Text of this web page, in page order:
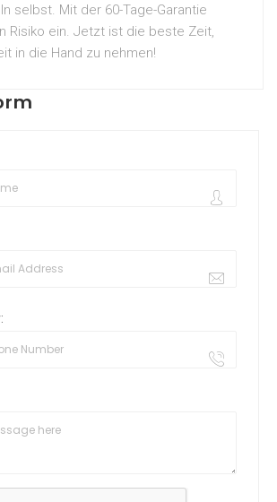
selbst. Mit der 60-Tage-Garantie
Risiko ein. Jetzt ist die beste Zeit,
in die Hand zu nehmen!